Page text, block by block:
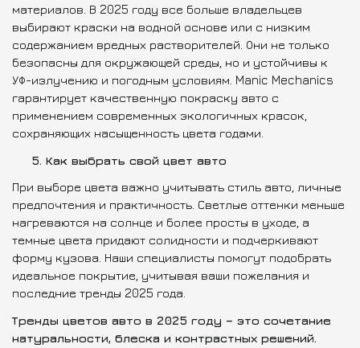
материалов. В 2025 году все больше владельцев
выбирают краски на водной основе или с низким
содержанием вредных растворителей. Они не только
безопасны для окружающей среды, но и устойчивы к
УФ-излучению и погодным условиям. Manic Mechanics
гарантирует качественную покраску авто с
применением современных экологичных красок,
сохраняющих насыщенность цвета годами.
5. Как выбрать свой цвет авто
При выборе цвета важно учитывать стиль авто, личные
предпочтения и практичность. Светлые оттенки меньше
нагреваются на солнце и более просты в уходе, а
темные цвета придают солидности и подчеркивают
форму кузова. Наши специалисты помогут подобрать
идеальное покрытие, учитывая ваши пожелания и
последние тренды 2025 года.
Тренды цветов авто в 2025 году – это сочетание
натуральности, блеска и контрастных решений.